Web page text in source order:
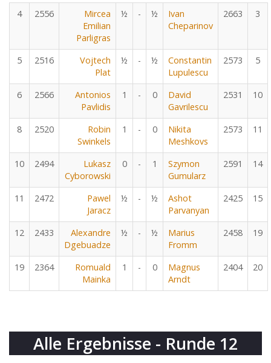
4 2556
Mircea
Emilian
Parligras
½ - ½
Ivan
Cheparinov
2663 3
5 2516
Vojtech
Plat
½ - ½
Constantin
Lupulescu
2573 5
6 2566
Antonios
Pavlidis
1 - 0
David
Gavrilescu
2531 10
8 2520
Robin
Swinkels
1 - 0
Nikita
Meshkovs
2573 11
10 2494
Lukasz
Cyborowski
0 - 1
Szymon
Gumularz
2591 14
11 2472
Pawel
Jaracz
½ - ½
Ashot
Parvanyan
2425 15
12 2433
Alexandre
Dgebuadze
½ - ½
Marius
Fromm
2458 19
19 2364
Romuald
Mainka
1 - 0
Magnus
Arndt
2404 20
Alle Ergebnisse - Runde 12